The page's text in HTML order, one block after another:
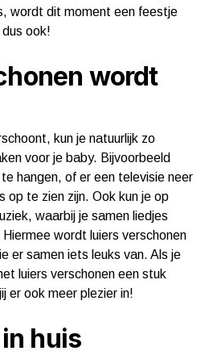
wordt dit moment een feestje
ook!
wordt
kun je natuurlijk zo
voor je baby. Bijvoorbeeld
hangen, of er een televisie neer
op te zien zijn. Ook kun je op
waarbij je samen liedjes
wordt luiers verschonen
er samen iets leuks van. Als je
luiers verschonen een stuk
er ook meer plezier in!
huis